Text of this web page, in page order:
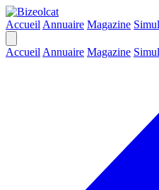
Accueil Annuaire Magazine
Accueil Annuaire Magazine